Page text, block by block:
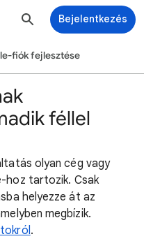
Bejelentkezés
fiók fejlesztése
féllel
olyan cég vagy
hoz tartozik. Csak
helyezze át az
megbízik.
.